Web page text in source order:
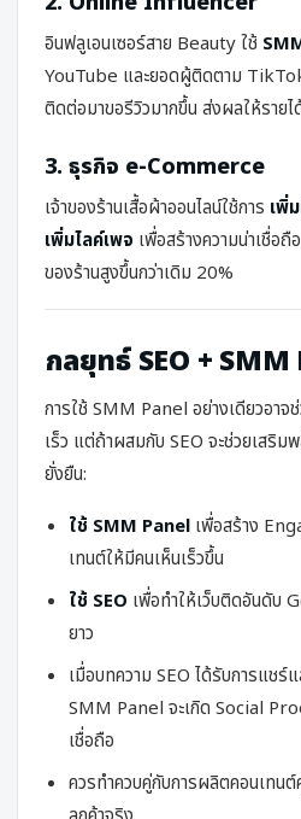
อินฟลูเอนเซอร์สาย Beauty ใช้
YouTube และยอดผู้ติดตาม
ติดต่อมาขอรีวิวมากขึ้น ส่งผลให้รายไ
3. ธุรกิจ e-Commerce
เจ้าของร้านเสื้อผ้าออนไลน์ใช้การ เพิ่
เพิ่มไลค์เพจ เพื่อสร้างความน่าเชื่อ
ของร้านสูงขึ้นกว่าเดิม 20%
กลยุทธ์ SEO +
การใช้ SMM Panel อย่างเดียวอาจ
เร็ว แต่ถ้าผสมกับ SEO จะช่วยเสริม
ยั่งยืน:
ใช้ SMM Panel เพื่อสร้าง
เทนต์ให้มีคนเห็นเร็วขึ้น
ใช้ SEO เพื่อทำให้เว็บติดอันดับ
ยาว
เมื่อบทความ SEO ได้รับการแช
SMM Panel จะเกิด Social
เชื่อถือ
ควรทำควบคู่กับการผลิตคอนเทน